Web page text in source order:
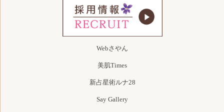
Webさやん
美肌Times
新占星術ルナ28
Say Gallery